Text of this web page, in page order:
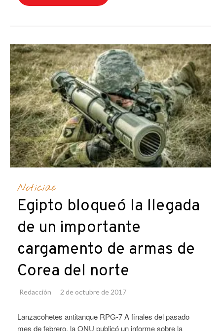
Noticias
Egipto bloqueó la llegada
de un importante
cargamento de armas de
Corea del norte
Redacción 2 de octubre de 2017
Lanzacohetes antitanque RPG-7 A finales del pasado
mes de febrero, la ONU publicó un informe sobre la